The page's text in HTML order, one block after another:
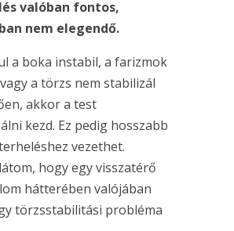
valóban fontos,
nem elegendő.
a boka instabil, a farizmok
a törzs nem stabilizál
akkor a test
kezd. Ez pedig hosszabb
vezethet.
hogy egy visszatérő
hátterében valójában
törzsstabilitási probléma